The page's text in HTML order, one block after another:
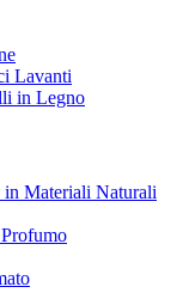
Lavanti
in Legno
in Materiali Naturali